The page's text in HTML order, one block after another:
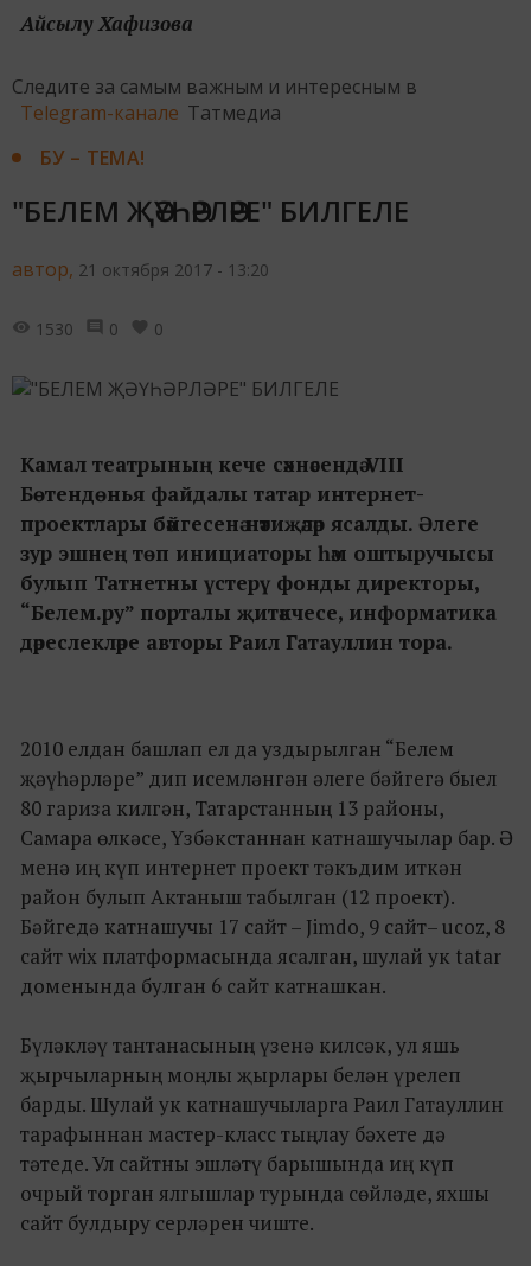
Айсылу Хафизова
Следите за самым важным и интересным в
Telegram-канале Татмедиа
БУ – ТЕМА!
"БЕЛЕМ ҖӘҮҺӘРЛӘРЕ" БИЛГЕЛЕ
автор, 21 октября 2017 - 13:20
1530 0 0
Камал театрының кече сәхнәсендә VIII
Бөтендөнья файдалы татар интернет-
проектлары бәйгесенә нәтиҗәләр ясалды. Әлеге
зур эшнең төп инициаторы һәм оштыручысы
булып Татнетны үстерү фонды директоры,
“Белем.ру” порталы җитәкчесе, информатика
дәреслекләре авторы Раил Гатауллин тора.
2010 елдан башлап ел да уздырылган “Белем
җәүһәрләре” дип исемләнгән әлеге бәйгегә быел
80 гариза килгән, Татарстанның 13 районы,
Самара өлкәсе, Үзбәкстаннан катнашучылар бар. Ә
менә иң күп интернет проект тәкъдим иткән
район булып Актаныш табылган (12 проект).
Бәйгедә катнашучы 17 сайт – Jimdo, 9 cайт– ucoz, 8
сайт wix платформасында ясалган, шулай ук tatar
доменында булган 6 сайт катнашкан.
Бүләкләү тантанасының үзенә килсәк, ул яшь
җырчыларның моңлы җырлары белән үрелеп
барды. Шулай ук катнашучыларга Раил Гатауллин
тарафыннан мастер-класс тыңлау бәхете дә
тәтеде. Ул сайтны эшләтү барышында иң күп
очрый торган ялгышлар турында сөйләде, яхшы
сайт булдыру серләрен чиште.